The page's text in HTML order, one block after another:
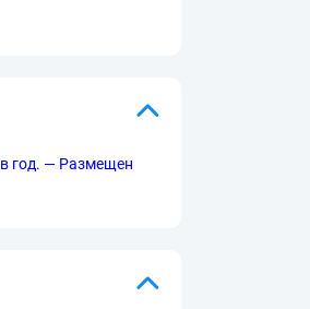
год. — Размещен